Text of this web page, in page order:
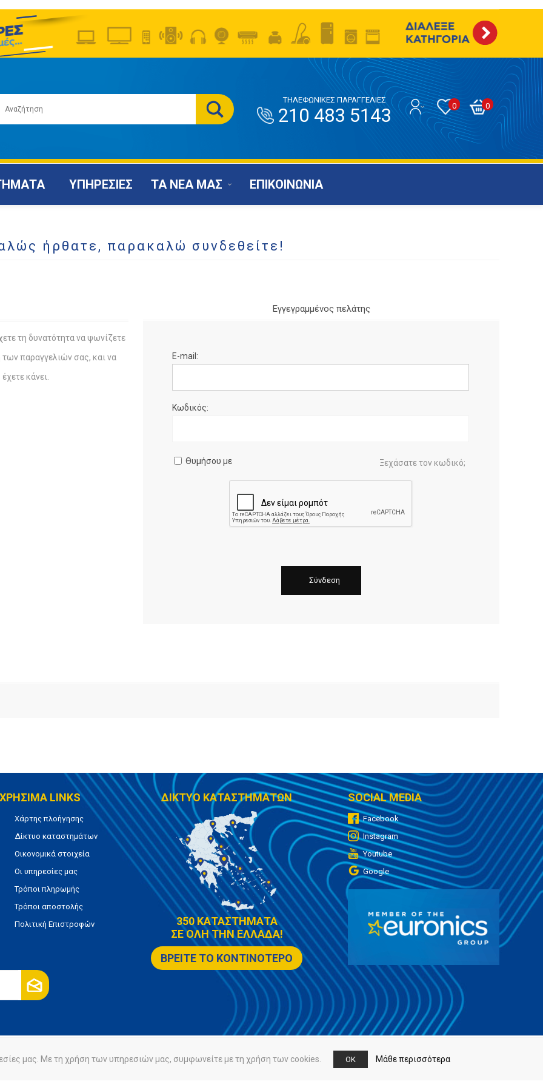
0
0
ΤΗΛΕΦΩΝΙΚΕΣ ΠΑΡΑΓΓΕΛΙΕΣ
210 483 5143
ΥΠΗΡΕΣΙΕΣ ΤΑ ΝΕΑ ΜΑΣ ΕΠΙΚΟΙΝΩΝΙΑ
ήρθατε, παρακαλώ συνδεθείτε!
τη δυνατότητα να ψωνίζετε
των παραγγελιών σας, και να
κάνει.
Εγγεγραμμένος πελάτης
E-mail:
Κωδικός:
Θυμήσου με Ξεχάσατε τον κωδικό;
ΧΡΗΣΙΜΑ LINKS
Χάρτης πλοήγησης
Δίκτυο καταστημάτων
Οικονομικά στοιχεία
Οι υπηρεσίες μας
Τρόποι πληρωμής
Τρόποι αποστολής
Πολιτική Επιστροφών
ΔΙΚΤΥΟ ΚΑΤΑΣΤΗΜΑΤΩΝ
350 ΚΑΤΑΣΤΗΜΑΤΑ
ΣΕ ΟΛΗ ΤΗΝ ΕΛΛΑΔΑ!
ΒΡΕΙΤΕ ΤΟ ΚΟΝΤΙΝΟΤΕΡΟ
SOCIAL MEDIA
Facebook
Instagram
Youtube
Google
Πολιτική Cookies
μας. Με τη χρήση των υπηρεσιών μας, συμφωνείτε με τη χρήση των cookies. OK Μάθε περισσότερα